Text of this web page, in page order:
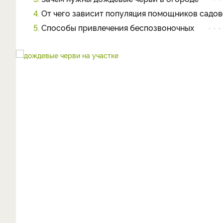
4. От чего зависит популяция помощников
5. Способы привлечения беспозвоночных